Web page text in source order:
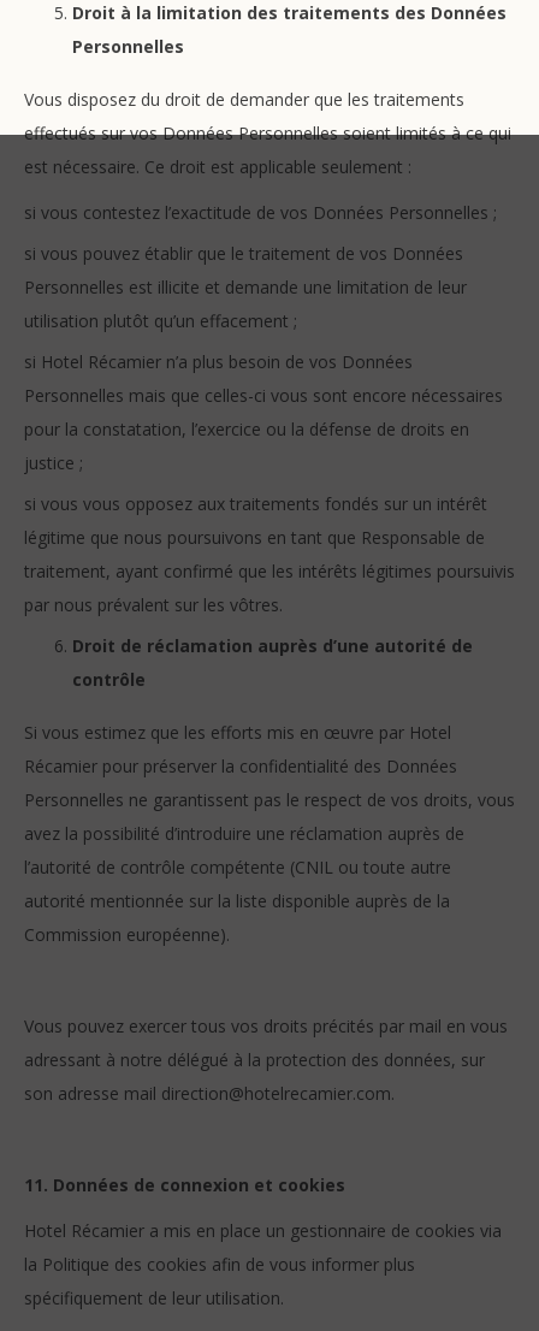
Droit à la limitation des traitements des Données
Personnelles
Vous disposez du droit de demander que les traitements
effectués sur vos Données Personnelles soient limités à ce qui
est nécessaire. Ce droit est applicable seulement :
si vous contestez l’exactitude de vos Données Personnelles ;
si vous pouvez établir que le traitement de vos Données
Personnelles est illicite et demande une limitation de leur
utilisation plutôt qu’un effacement ;
si Hotel Récamier n’a plus besoin de vos Données
Personnelles mais que celles-ci vous sont encore nécessaires
pour la constatation, l’exercice ou la défense de droits en
justice ;
si vous vous opposez aux traitements fondés sur un intérêt
légitime que nous poursuivons en tant que Responsable de
traitement, ayant confirmé que les intérêts légitimes poursuivis
par nous prévalent sur les vôtres.
Droit de réclamation auprès d’une autorité de
contrôle
Si vous estimez que les efforts mis en œuvre par Hotel
Récamier pour préserver la confidentialité des Données
Personnelles ne garantissent pas le respect de vos droits, vous
avez la possibilité d’introduire une réclamation auprès de
l’autorité de contrôle compétente (CNIL ou toute autre
autorité mentionnée sur la liste disponible auprès de la
Commission européenne).
Vous pouvez exercer tous vos droits précités par mail en vous
adressant à notre délégué à la protection des données, sur
son adresse mail direction@hotelrecamier.com.
11. Données de connexion et cookies
Hotel Récamier a mis en place un gestionnaire de cookies via
la Politique des cookies afin de vous informer plus
spécifiquement de leur utilisation.